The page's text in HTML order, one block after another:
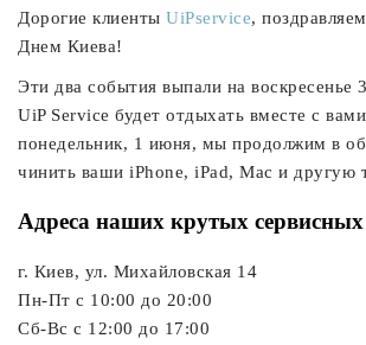
Дорогие клиенты UiPservice,
Днем Киева!
Эти два события выпали на воскресенье
UiP Service будет отдыхать вместе с
понедельник, 1 июня, мы продолжим в
чинить ваши iPhone, iPad, Mac и другую
Адреса наших крутых сервисных
г. Киев, ул. Михайловская 14
Пн-Пт с 10:00 до 20:00
Сб-Вс с 12:00 до 17:00